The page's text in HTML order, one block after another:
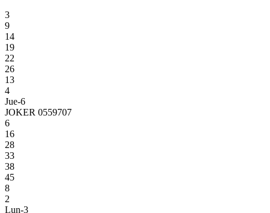
3
9
14
19
22
26
13
4
Jue-6
JOKER 0559707
6
16
28
33
38
45
8
2
Lun-3